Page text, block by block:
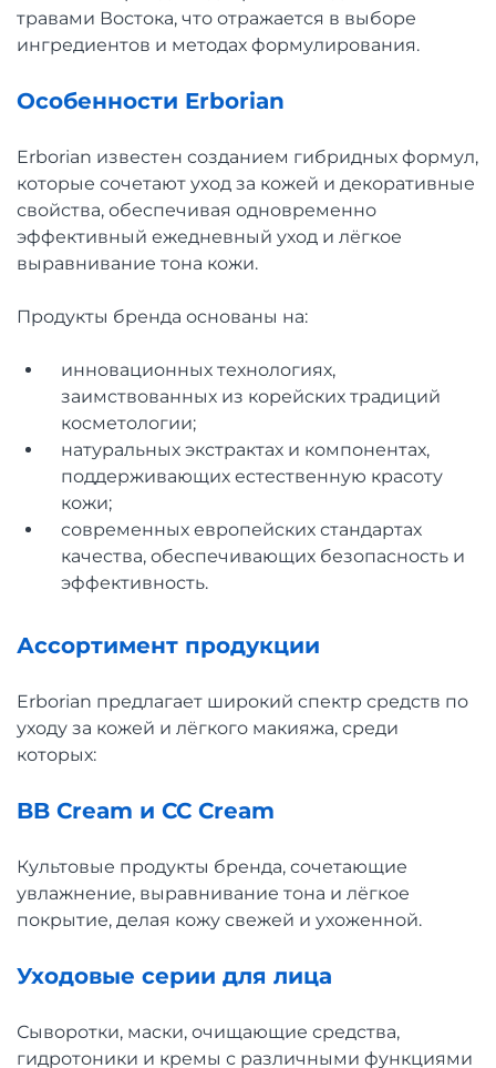
травами Востока, что отражается в выборе
ингредиентов и методах формулирования.
Особенности Erborian
Erborian известен созданием гибридных формул,
которые сочетают уход за кожей и декоративные
свойства, обеспечивая одновременно
эффективный ежедневный уход и лёгкое
выравнивание тона кожи.
Продукты бренда основаны на:
инновационных технологиях,
заимствованных из корейских традиций
косметологии;
натуральных экстрактах и компонентах,
поддерживающих естественную красоту
кожи;
современных европейских стандартах
качества, обеспечивающих безопасность и
эффективность.
Ассортимент продукции
Erborian предлагает широкий спектр средств по
уходу за кожей и лёгкого макияжа, среди
которых:
BB Cream и CC Cream
Культовые продукты бренда, сочетающие
увлажнение, выравнивание тона и лёгкое
покрытие, делая кожу свежей и ухоженной.
Уходовые серии для лица
Сыворотки, маски, очищающие средства,
гидротоники и кремы с различными функциями